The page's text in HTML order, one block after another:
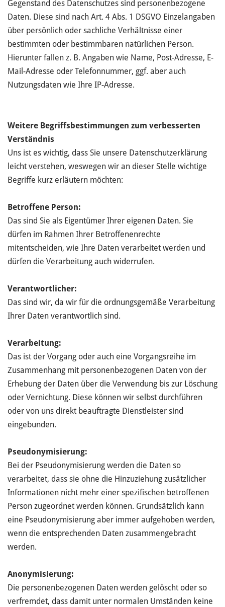
Gegenstand des Datenschutzes sind personenbezogene
Daten. Diese sind nach Art. 4 Abs. 1 DSGVO Einzelangaben
über persönlich oder sachliche Verhältnisse einer
bestimmten oder bestimmbaren natürlichen Person.
Hierunter fallen z. B. Angaben wie Name, Post-Adresse, E-
Mail-Adresse oder Telefonnummer, ggf. aber auch
Nutzungsdaten wie Ihre IP-Adresse.
Weitere Begriffsbestimmungen zum verbesserten
Verständnis
Uns ist es wichtig, dass Sie unsere Datenschutzerklärung
leicht verstehen, weswegen wir an dieser Stelle wichtige
Begriffe kurz erläutern möchten:
Betroffene Person:
Das sind Sie als Eigentümer Ihrer eigenen Daten. Sie
dürfen im Rahmen Ihrer Betroffenenrechte
mitentscheiden, wie Ihre Daten verarbeitet werden und
dürfen die Verarbeitung auch widerrufen.
Verantwortlicher:
Das sind wir, da wir für die ordnungsgemäße Verarbeitung
Ihrer Daten verantwortlich sind.
Verarbeitung:
Das ist der Vorgang oder auch eine Vorgangsreihe im
Zusammenhang mit personenbezogenen Daten von der
Erhebung der Daten über die Verwendung bis zur Löschung
oder Vernichtung. Diese können wir selbst durchführen
oder von uns direkt beauftragte Dienstleister sind
eingebunden.
Pseudonymisierung:
Bei der Pseudonymisierung werden die Daten so
verarbeitet, dass sie ohne die Hinzuziehung zusätzlicher
Informationen nicht mehr einer spezifischen betroffenen
Person zugeordnet werden können. Grundsätzlich kann
eine Pseudonymisierung aber immer aufgehoben werden,
wenn die entsprechenden Daten zusammengebracht
werden.
Anonymisierung:
Die personenbezogenen Daten werden gelöscht oder so
verfremdet, dass damit unter normalen Umständen keine